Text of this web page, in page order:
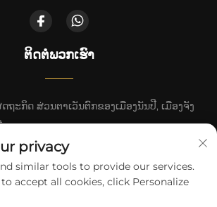
ຕິດຕໍ່ພວກເຮົາ
ຖະກິດ ສ່ວນຕາເວັນຕົກຂອງເມືອງນັນປີ, ເມືອງຈັງ
+86-18617745678
[email protected]
privacy
similar tools to provide our services.
accept all cookies, click Personalize